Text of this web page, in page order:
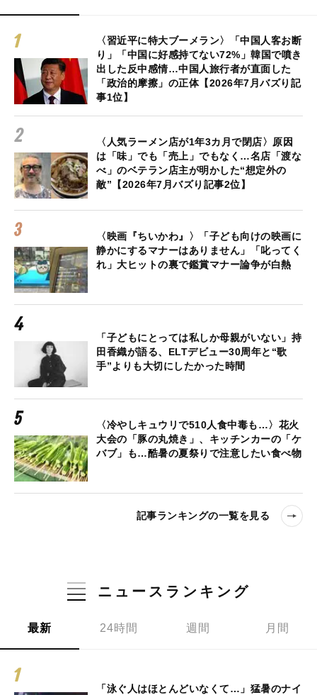
〈習近平に特大ブーメラン〉「中国人客お断
り」「中国に好感持てない72%」韓国で噴き
出した反中感情…中国人旅行者が直面した
「政治的摩擦」の正体【2026年7月バズり記
事1位】
〈人気ラーメン店が1年3カ月で閉店〉原因
は「味」でも「売上」でもなく…名店「渡な
べ」のベテラン店主が明かした“想定外の
敵”【2026年7月バズり記事2位】
〈映画『ちいかわ』〉「子ども向けの映画に
静かにするマナーはありません」「叱ってく
れ」大ヒットの裏で鑑賞マナー論争が白熱
「子どもにとっては私しか母親がいない」持
田香織が語る、ELTデビュー30周年と“歌
手”よりも大切にしたかった時間
〈冷やしキュウリで510人食中毒も…〉花火
大会の「豚の丸焼き」、キッチンカーの「ケ
バブ」も…酷暑の夏祭りで注意したい食べ物
記事ランキングの一覧を見る
ニュースランキング
最新 24時間 週間 月間
「泳ぐ人はほとんどいなくて…」猛暑のナイ